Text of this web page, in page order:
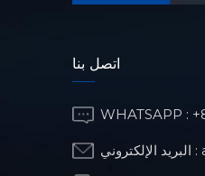
اتصل بنا
WHATSAPP :
البريد الإلكتروني :